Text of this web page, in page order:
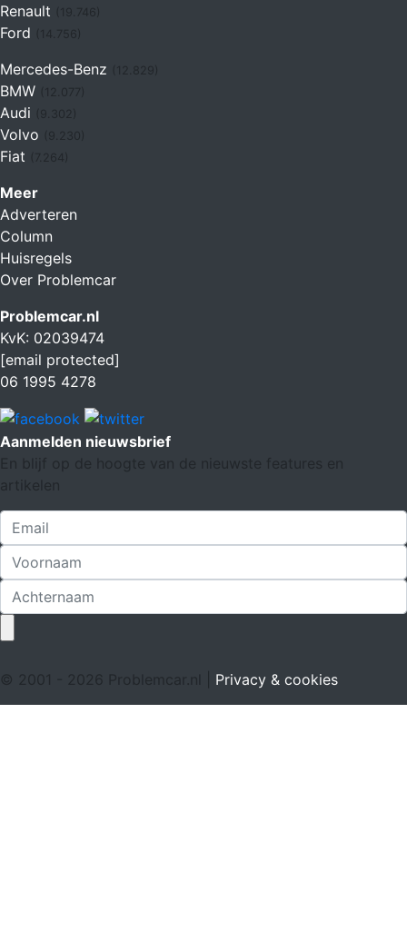
Renault (19.746)
Ford (14.756)
Mercedes-Benz
BMW
Audi
Volvo
Fiat (7.264)
Meer
Adverteren
Column
Huisregels
Over Problemcar
Problemcar.nl
KvK: 02039474
[email protected]
06 1995 4278
Aanmelden nieuwsbrief
En blijf op de hoogte van de nieuwste features en
artikelen
© 2001 - 2026 Problemcar.nl | Privacy & cookies